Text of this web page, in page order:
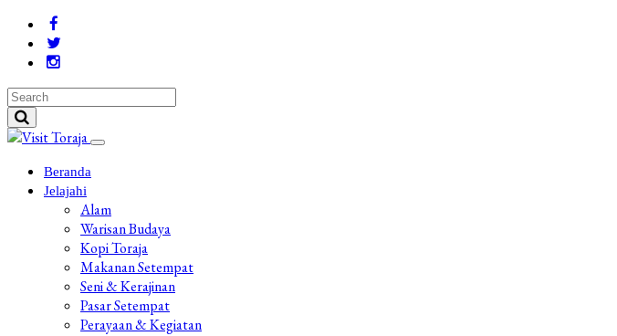
Beranda
Jelajahi
Alam
Warisan Budaya
Kopi Toraja
Makanan Setempat
Seni & Kerajinan
Pasar Setempat
Perayaan & Kegiatan